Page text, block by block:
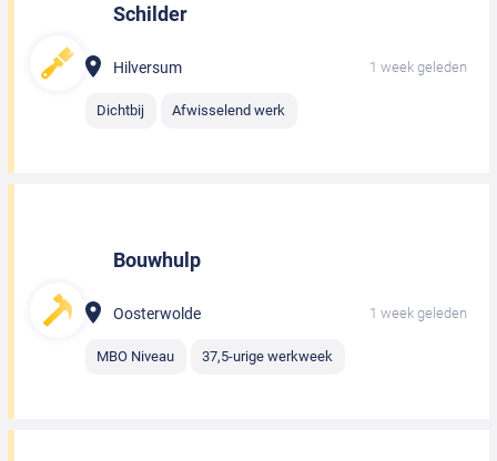
Schilder
Hilversum 1 week geleden
Dichtbij Afwisselend werk
Bouwhulp
Oosterwolde 1 week geleden
MBO Niveau 37,5-urige werkweek